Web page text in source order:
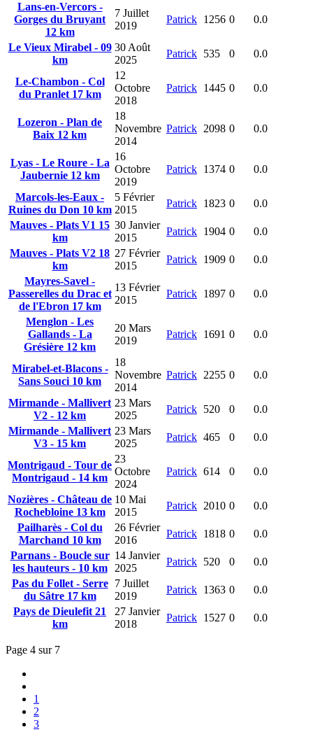
Lans-en-Vercors -
Gorges du Bruyant
12 km
7 Juillet
2019
Patrick 1256 0 0.0
Le Vieux Mirabel - 09
km
30 Août
2025
Patrick 535 0 0.0
Le-Chambon - Col
du Pranlet 17 km
12
Octobre
2018
Patrick 1445 0 0.0
Lozeron - Plan de
Baix 12 km
18
Novembre
2014
Patrick 2098 0 0.0
Lyas - Le Roure - La
Jaubernie 12 km
16
Octobre
2019
Patrick 1374 0 0.0
Marcols-les-Eaux -
Ruines du Don 10 km
5 Février
2015
Patrick 1823 0
0.0
Mauves - Plats V1 15
km
30 Janvier
2015
Patrick 1904 0
0.0
Mauves - Plats V2 18
km
27 Février
2015
Patrick 1909 0
0.0
Mayres-Savel -
Passerelles du Drac et
de l'Ebron 17 km
13 Février
2015
Patrick 1897 0 0.0
Menglon - Les
Gallands - La
Grésière 12 km
20 Mars
2019
Patrick 1691 0 0.0
Mirabel-et-Blacons -
Sans Souci 10 km
18
Novembre
2014
Patrick 2255 0 0.0
Mirmande - Mallivert
V2 - 12 km
23 Mars
2025
Patrick 520 0
0.0
Mirmande - Mallivert
V3 - 15 km
23 Mars
2025
Patrick 465 0 0.0
Montrigaud - Tour de
Montrigaud - 14 km
23
Octobre
2024
Patrick 614 0 0.0
Nozières - Château de
Rochebloine 13 km
10 Mai
2015
Patrick 2010 0
0.0
Pailharès - Col du
Marchand 10 km
26 Février
2016
Patrick 1818 0
0.0
Parnans - Boucle sur
les hauteurs - 10 km
14 Janvier
2025
Patrick 520 0
0.0
Pas du Follet - Serre
du Sâtre 17 km
7 Juillet
2019
Patrick 1363 0
0.0
Pays de Dieulefit 21
km
27 Janvier
2018
Patrick 1527 0 0.0
Page 4 sur 7
1
2
3